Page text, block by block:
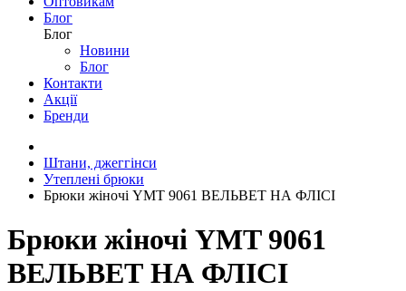
Блог
Блог
Новини
Блог
Контакти
Акції
Бренди
Штани, джеггінси
Утеплені брюки
Брюки жіночі YMT 9061 ВЕЛЬВЕТ НА ФЛІСІ
Брюки жіночі YMT 9061
ВЕЛЬВЕТ НА ФЛІСІ